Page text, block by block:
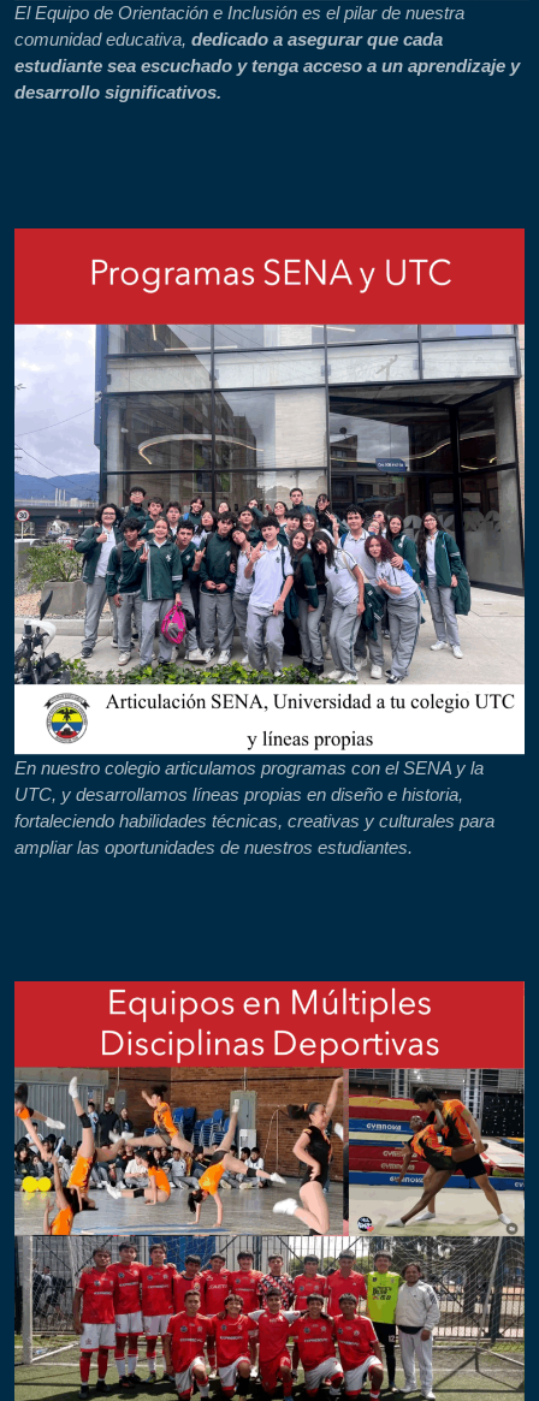
El Equipo de Orientación e Inclusión es el pilar de nuestra
comunidad educativa, dedicado a asegurar que cada
estudiante sea escuchado y tenga acceso a un aprendizaje y
desarrollo significativos.
En nuestro colegio articulamos programas con el SENA y la
UTC, y desarrollamos líneas propias en diseño e historia,
fortaleciendo habilidades técnicas, creativas y culturales para
ampliar las oportunidades de nuestros estudiantes.